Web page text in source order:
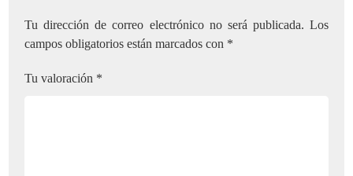
Tu dirección de correo electrónico no será publicada. Los
campos obligatorios están marcados con *
Tu valoración *